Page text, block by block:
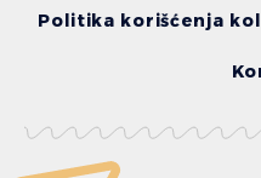
Politika korišćenja